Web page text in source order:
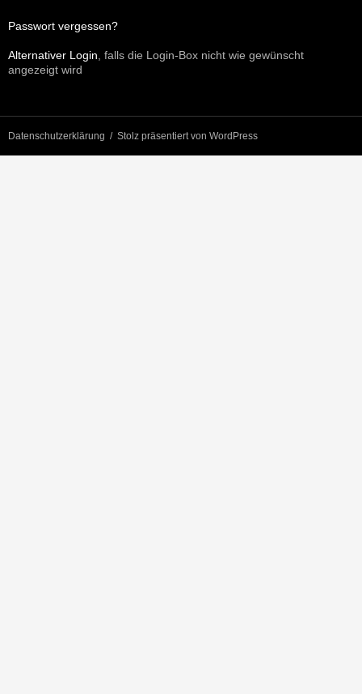
Passwort vergessen?
Alternativer Login , falls die Login-Box nicht wie gewünscht
angezeigt wird
Datenschutzerklärung Stolz präsentiert von WordPress